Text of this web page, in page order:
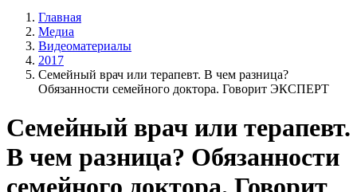
Главная
Медиа
Видеоматериалы
2017
Семейный врач или терапевт. В чем разница?
Обязанности семейного доктора. Говорит ЭКСПЕРТ
Семейный врач или терапевт.
В чем разница? Обязанности